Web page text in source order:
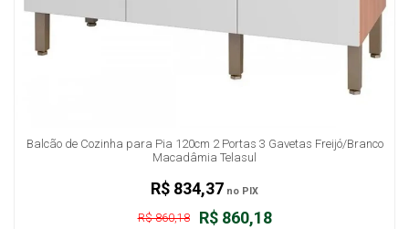
Balcão de Cozinha para Pia 120cm 2 Portas 3 Gavetas Freijó/Branco
Macadâmia Telasul
R$ 860,18
R$ 860,18
R$ 834,37 no PIX